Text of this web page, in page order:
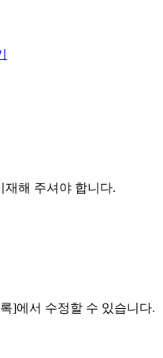
재해 주셔야 합니다.
]에서 수정할 수 있습니다.